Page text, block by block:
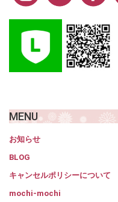
MENU
お知らせ
BLOG
キャンセルポリシーについて
mochi-mochi